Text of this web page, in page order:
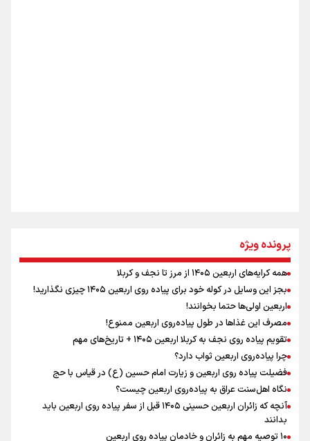
رابطه کارگر و کارفرما در اندیشه رهبر شهید: از تضاد به
زوجیت
اقتدار علمی و استقلال ملی؛ میراث رهبر شهید که با خون
ماندگار شد
اینفو برنا / توصیه‌هایی طلایی برای پیاده روی اربعین
پرونده ویژه
همه کرایه‌های اربعین ۱۴۰۵ از مرز تا نجف و کربلا
بجز این وسایل در کوله خود برای پیاده روی اربعین ۱۴۰۵ چیزی نگذارید!
اربعین اولی‌ها حتما بخوانند!
مصرف این غذاها در طول پیاده‌روی اربعین ممنوع!
تقویم پیاده روی نجف به کربلا اربعین ۱۴۰۵ + تاریخ‌های مهم
چرا پیاده‌روی اربعین ثواب دارد؟
فضیلت پیاده روی اربعین و زیارت امام حسین (ع) در قیاس با حج
نگاه اهل‌سنت عراق به پیاده‌روی اربعین چیست؟
آنچه که زائران اربعین حسینی ۱۴۰۵ قبل از سفر پیاده روی اربعین باید
بدانند
۱۰ توصیه مهم به زائران و خادمان پیاده روی اربعین